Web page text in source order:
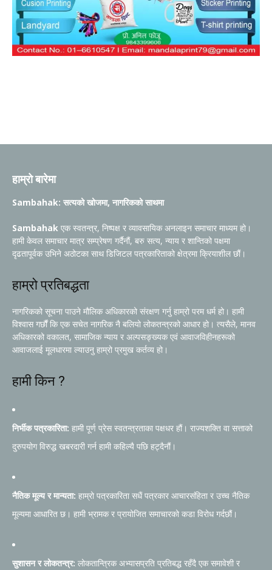
हाम्रो बारेमा
Sambahak: सत्यको खोजमा, नागरिकको साथमा
Sambahak एक स्वतन्त्र, निष्पक्ष र व्यावसायिक अनलाइन समाचार माध्यम हो।
हामी केवल समाचार मात्र सम्प्रेषण गर्दैनौं, बरु सत्य, न्याय र शान्तिको पक्षमा
दृढतापूर्वक उभिने अठोटका साथ डिजिटल पत्रकारिताको क्षेत्रमा क्रियाशील छौं।
हाम्रो प्रतिबद्धता
नागरिकको सूचना पाउने मौलिक अधिकारको संरक्षण गर्नु हाम्रो परम धर्म हो। हामी
विश्वास गर्छौं कि एक सचेत नागरिक नै बलियो लोकतन्त्रको आधार हो। त्यसैले, मानव
अधिकारको वकालत, सामाजिक न्याय र अल्पसङ्ख्यक एवं आवाजविहीनहरूको
आवाजलाई मूलधारमा ल्याउनु हाम्रो प्रमुख कर्तव्य हो।
हामी किन ?
निर्भीक पत्रकारिता: हामी पूर्ण प्रेस स्वतन्त्रताका पक्षधर हौं। राज्यशक्ति वा सत्ताको
दुरुपयोग विरुद्ध खबरदारी गर्न हामी कहिल्यै पछि हट्दैनौं।
नैतिक मूल्य र मान्यता: हाम्रो पत्रकारिता सधैं पत्रकार आचारसंहिता र उच्च नैतिक
मूल्यमा आधारित छ। हामी भ्रामक र प्रायोजित समाचारको कडा विरोध गर्दछौं।
सुशासन र लोकतन्त्र: लोकतान्त्रिक अभ्यासप्रति प्रतिबद्ध रहँदै एक समावेशी र